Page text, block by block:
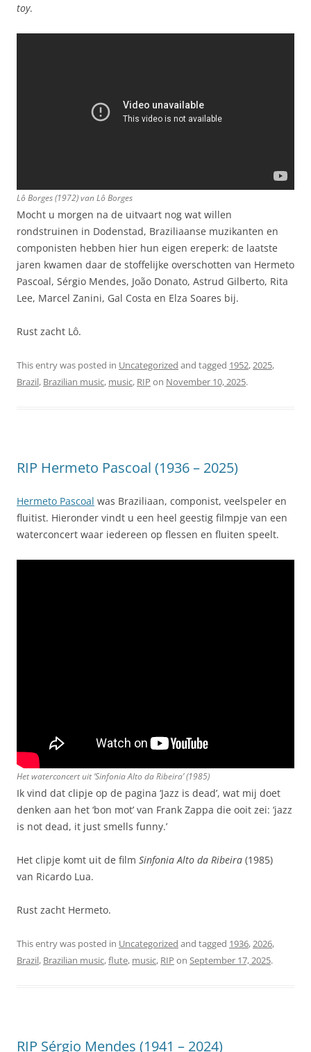
toy.
Lô Borges (1972) van Lô Borges
Mocht u morgen na de uitvaart nog wat willen
rondstruinen in Dodenstad, Braziliaanse muzikanten en
componisten hebben hier hun eigen ereperk: de laatste
jaren kwamen daar de stoffelijke overschotten van Hermeto
Pascoal, Sérgio Mendes, João Donato, Astrud Gilberto, Rita
Lee, Marcel Zanini, Gal Costa en Elza Soares bij.
Rust zacht Lô.
This entry was posted in Uncategorized and tagged 1952,2025,
Brazil, Brazilian music, music, RIP on November 10, 2025.
RIP Hermeto Pascoal (1936 – 2025)
Hermeto Pascoal was Braziliaan, componist, veelspeler en
fluitist. Hieronder vindt u een heel geestig filmpje van een
waterconcert waar iedereen op flessen en fluiten speelt.
Het waterconcert uit ‘Sinfonia Alto da Ribeira’(1985)
Ik vind dat clipje op de pagina ‘Jazz is dead’, wat mij doet
denken aan het ‘bon mot’ van Frank Zappa die ooit zei: ‘jazz
is not dead, it just smells funny.’
Het clipje komt uit de film Sinfonia Alto da Ribeira (1985)
van Ricardo Lua.
Rust zacht Hermeto.
This entry was posted in Uncategorized and tagged 1936,2026,
Brazil, Brazilian music,flute, music, RIP on September 17, 2025.
RIP Sérgio Mendes (1941 – 2024)